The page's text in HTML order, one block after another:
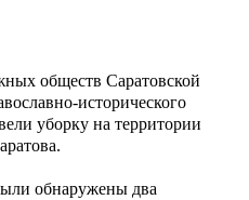
обществ Саратовской
исторического
уборку на территории
обнаружены два